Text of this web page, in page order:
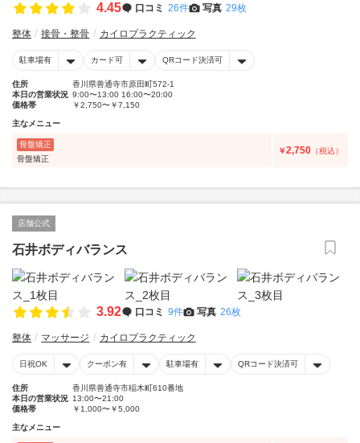
4.45 口コミ 26件 写真 29枚
整体 接骨・整骨 カイロプラクティック
駐車場有 カード可 QRコード決済可
住所
香川県善通寺市原田町572-1
本日の営業状況 9:00〜13:00 16:00〜20:00
価格帯
￥2,750〜￥7,150
主なメニュー
骨盤矯正
骨盤矯正
￥2,750 （税込）
店舗公式
石井ボディバランス
3.92 口コミ 9件 写真 26枚
整体 マッサージ カイロプラクティック
日祝OK クーポン有 駐車場有 QRコード決済可
住所
香川県善通寺市稲木町610番地
本日の営業状況 13:00〜21:00
価格帯
￥1,000〜￥5,000
主なメニュー